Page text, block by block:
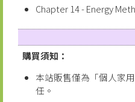
Chapter 14 - Energy
購買須知：
本站販售僅為「個人家
任。